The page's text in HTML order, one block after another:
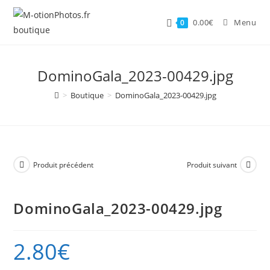
Skip
content
0 0.00€ Menu
DominoGala_2023-00429.jpg
> Boutique > DominoGala_2023-00429.jpg
Produit précédent Produit suivant
DominoGala_2023-00429.jpg
2.80€